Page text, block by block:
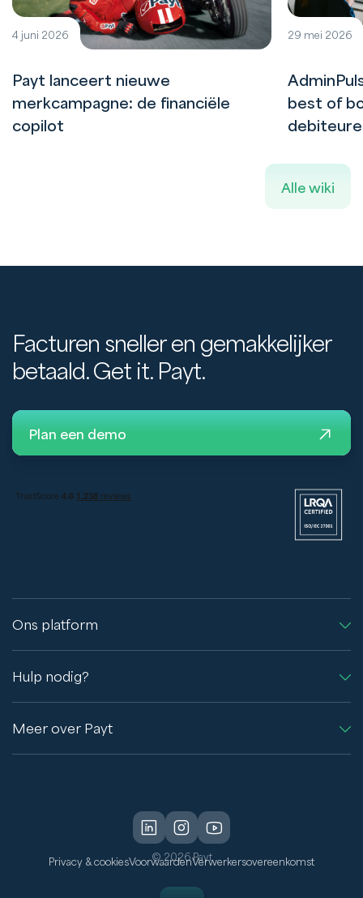
4 juni 2026
Payt lanceert nieuwe
merkcampagne: de financiële
copilot
29 mei 2026
best of
Alle wiki
Facturen sneller en gemakkelijker
betaald. Get it. Payt.
Plan een demo
Ons platform
Hulp nodig?
Meer over Payt
© 2026 Payt
Privacy & cookiesVoorwaardenVerwerkersovereenkomst